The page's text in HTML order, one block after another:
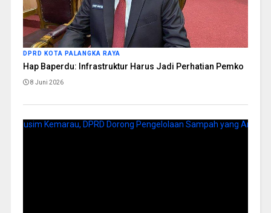
DPRD KOTA PALANGKA RAYA
Hap Baperdu: Infrastruktur Harus Jadi Perhatian Pemko
8 Juni 2026